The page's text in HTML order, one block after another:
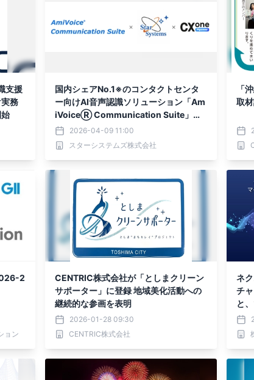
支援
務
国内シェアNo.1※のコンタクトセンタ
ー向けAI音声認識ソリューション「Am
iVoiceⓇ Communication Suite」と
「NiCE CXone」を連携するスターシ
ステムズ提供の「CenterEye」の新ア
ダプターをリリース
2026-04-09 11:00
スターシステムズ株式会社
「
取
2
ョン
CENTRIC株式会社が「としまクリーン
サポーター」に登録 地域美化活動への
継続的な参画を表明
2026-01-28 09:30
CENTRIC株式会社
ネ
チ
と
理